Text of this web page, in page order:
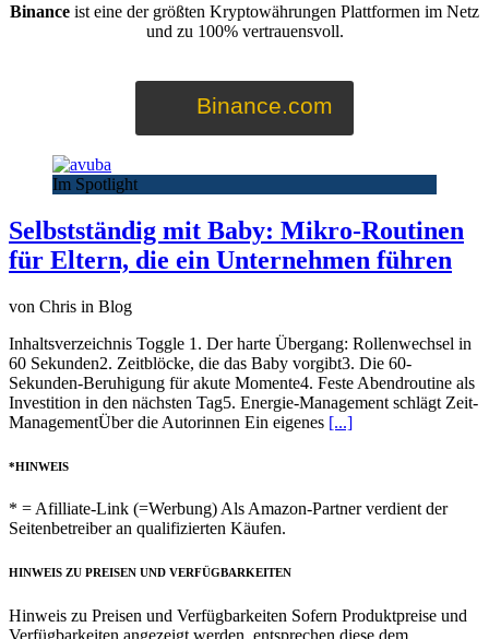
Binance ist eine der größten Kryptowährungen Plattformen im Netz
und zu 100% vertrauensvoll.
Binance.com
Im Spotlight
Selbstständig mit Baby: Mikro-Routinen
für Eltern, die ein Unternehmen führen
von Chris in Blog
Inhaltsverzeichnis Toggle 1. Der harte Übergang: Rollenwechsel in
60 Sekunden2. Zeitblöcke, die das Baby vorgibt3. Die 60-
Sekunden-Beruhigung für akute Momente4. Feste Abendroutine als
Investition in den nächsten Tag5. Energie-Management schlägt Zeit-
ManagementÜber die Autorinnen Ein eigenes [...]
*HINWEIS
* = Afilliate-Link (=Werbung) Als Amazon-Partner verdient der
Seitenbetreiber an qualifizierten Käufen.
HINWEIS ZU PREISEN UND VERFÜGBARKEITEN
Hinweis zu Preisen und Verfügbarkeiten Sofern Produktpreise und